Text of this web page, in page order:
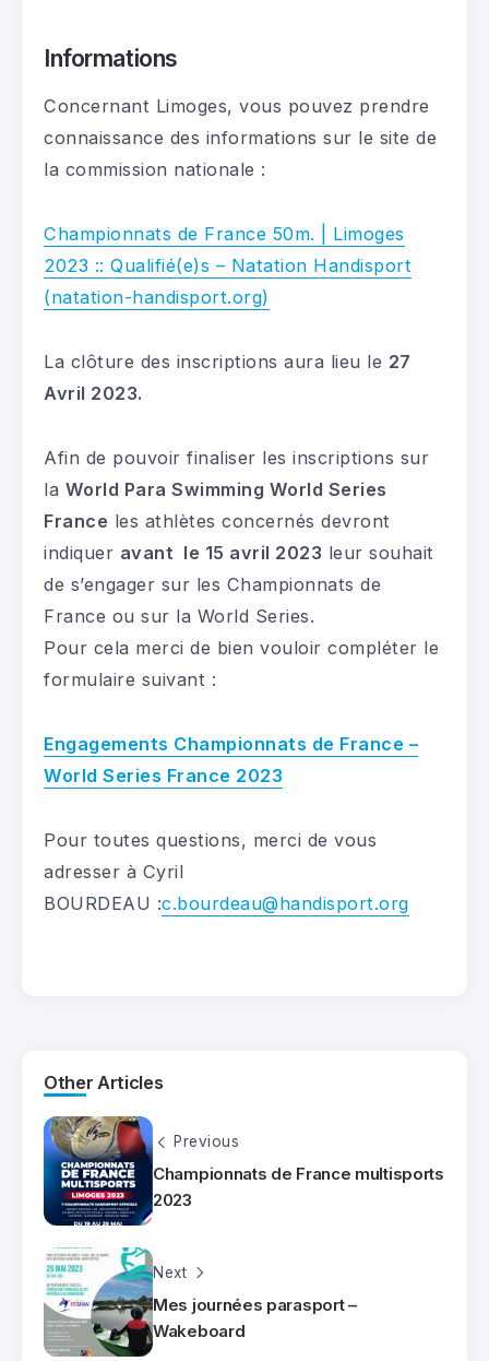
Informations
Concernant Limoges, vous pouvez prendre
connaissance des informations sur le site de
la commission nationale :
Championnats de France 50m. | Limoges
2023 :: Qualifié(e)s – Natation Handisport
(natation-handisport.org)
La clôture des inscriptions aura lieu le 27
Avril 2023.
Afin de pouvoir finaliser les inscriptions sur
la World Para Swimming World Series
France les athlètes concernés devront
indiquer avant le 15 avril 2023 leur souhait
de s’engager sur les Championnats de
France ou sur la World Series.
Pour cela merci de bien vouloir compléter le
formulaire suivant :
Engagements Championnats de France –
World Series France 2023
Pour toutes questions, merci de vous
adresser à Cyril
BOURDEAU :c.bourdeau@handisport.org
Other Articles
Previous
Championnats de France multisports
2023
Next
Mes journées parasport –
Wakeboard